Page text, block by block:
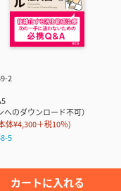
2
へのダウンロード不可）
体¥4,300＋税10％)
5
カートに入れる